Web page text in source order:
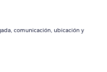
comunicación, ubicación y